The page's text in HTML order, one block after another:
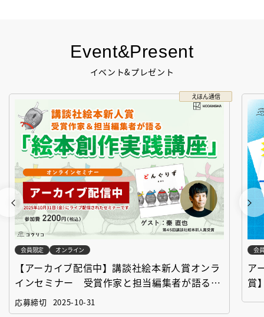
Event&Present
イベント&プレゼント
えほん通信
会員限定 オンライン
【アーカイブ配信中】講談社絵本新人賞オンラ
インセミナー 受賞作家と担当編集者が語る
「絵本創作実践講座」
応募締切 2025-10-31
会
ア
賞